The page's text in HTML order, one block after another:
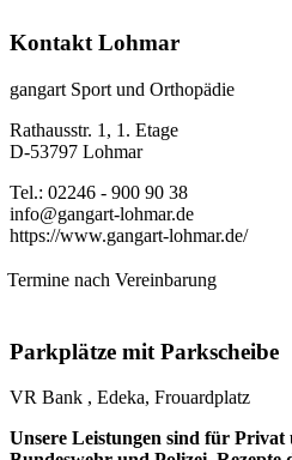
Kontakt Lohmar
gangart Sport und Orthopädie
Rathausstr. 1, 1. Etage
D-53797 Lohmar
Tel.: 02246 - 900 90 38
info@gangart-lohmar.de
https://www.gangart-lohmar.de/
Termine nach Vereinbarung
Parkplätze mit Parkscheibe
VR Bank , Edeka, Frouardplatz
Unsere Leistungen sind für Privat